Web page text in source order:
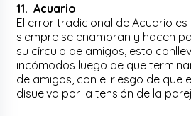
11. Acuario
El error tradicional de Acuario es
siempre se enamoran y hacen
su círculo de amigos, esto
incómodos luego de que
de amigos, con el riesgo de que
disuelva por la tensión de la